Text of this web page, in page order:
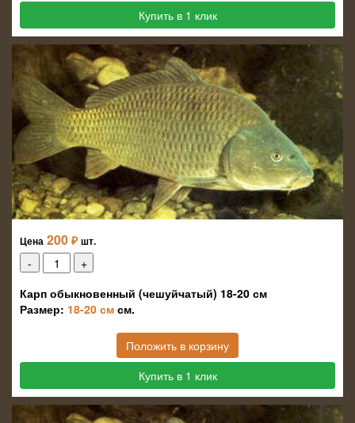
Купить в 1 клик
Цена 200 ₽ шт.
Карп обыкновенный (чешуйчатый) 18-20 см
Размер: 18-20 см см.
Положить в корзину
Купить в 1 клик